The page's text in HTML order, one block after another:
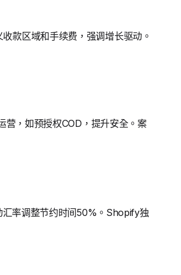
款区域和手续费，强调增长驱动。
，如预授权COD，提升安全。案
率调整节约时间50%。Shopify独